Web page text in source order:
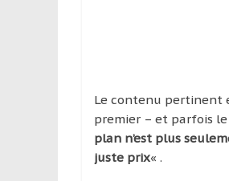
Le contenu pertinent
premier – et parfois
plan n’est plus
juste prix« .